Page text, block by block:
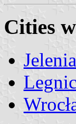
Cities